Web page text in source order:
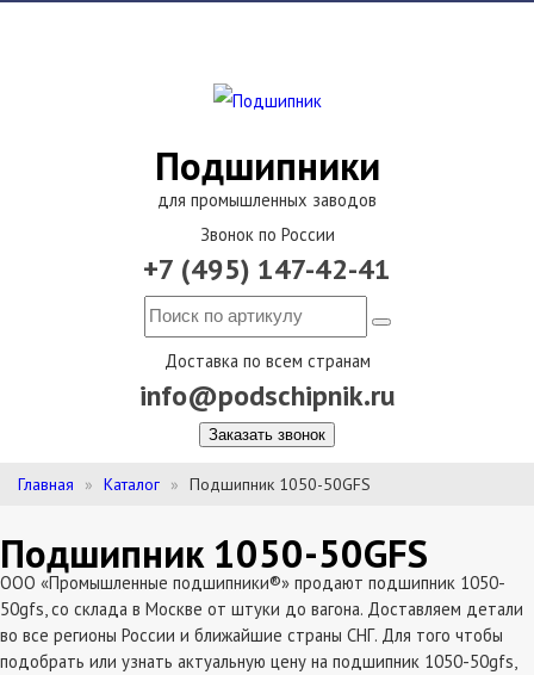
Подшипники
для промышленных заводов
Звонок по России
+7 (495) 147-42-41
Доставка по всем странам
info@podschipnik.ru
Заказать звонок
Главная Каталог Подшипник 1050-50GFS
Подшипник 1050-50GFS
ООО «Промышленные подшипники®» продают подшипник 1050-
50gfs, со склада в Москве от штуки до вагона. Доставляем детали
во все регионы России и ближайшие страны СНГ. Для того чтобы
подобрать или узнать актуальную цену на подшипник 1050-50gfs,